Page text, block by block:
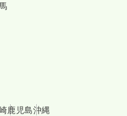
鹿児島沖縄